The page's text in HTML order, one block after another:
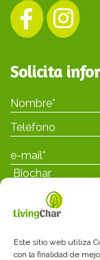
Este sitio web utiliza
con la finalidad de
Solicita